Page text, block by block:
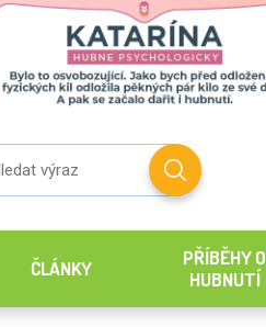
ČLÁNKY
PŘÍBĚHY O
HUBNUTÍ